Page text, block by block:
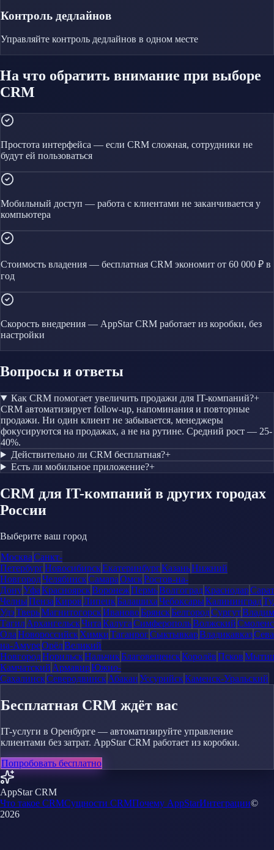
Контроль дедлайнов
Управляйте контроль дедлайнов в одном месте
На что обратить внимание при выборе
CRM
Простота интерфейса — если CRM сложная, сотрудники не
будут ей пользоваться
Мобильный доступ — работа с клиентами не заканчивается у
компьютера
Стоимость владения — бесплатная CRM экономит от 60 000 ₽ в
год
Скорость внедрения — AppStar CRM работает из коробки, без
настройки
Вопросы и ответы
Как CRM помогает увеличить продажи для IT-компаний?+
CRM автоматизирует follow-up, напоминания и повторные
продажи. Ни один клиент не забывается, менеджеры
фокусируются на продажах, а не на рутине. Средний рост — 25-
40%.
Действительно ли CRM бесплатная?+
Есть ли мобильное приложение?+
CRM для IT-компаний в других городах
России
Выберите ваш город
МоскваСанкт-
ПетербургНовосибирскЕкатеринбургКазаньНижний
НовгородЧелябинскСамараОмскРостов-на-
ДонуУфаКрасноярскВоронежПермьВолгоградКраснодар
ЧелныПензаКировЛипецкБалашихаЧебоксарыКалининград
УдэТверьМагнитогорскИвановоБрянскБелгородСургут
ТагилАрхангельскЧитаКалугаСимферопольВолжский
ОлаНовороссийскХимкиТаганрогСыктывкарВладикавказ
на-АмуреОрёлВеликий
НовгородНорильскНальчикБлаговещенскКоролёвПсков
Камчатский АрмавирЮжно-
СахалинскСеверодвинскАбаканУссурийскКаменск-Уральский
Бесплатная CRM ждёт вас
IT-услуги в Оренбурге — автоматизируйте управление
клиентами без затрат. AppStar CRM работает из коробки.
Попробовать бесплатно
AppStar CRM
Что такое CRMСущности CRMПочему AppStarИнтеграции©
2026